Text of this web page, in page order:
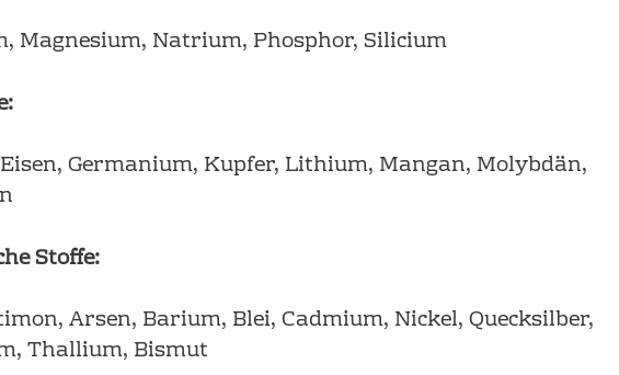
Magnesium, Natrium, Phosphor, Silicium
Germanium, Kupfer, Lithium, Mangan, Molybdän,
Stoffe:
Arsen, Barium, Blei, Cadmium, Nickel, Quecksilber,
Thallium, Bis­mut